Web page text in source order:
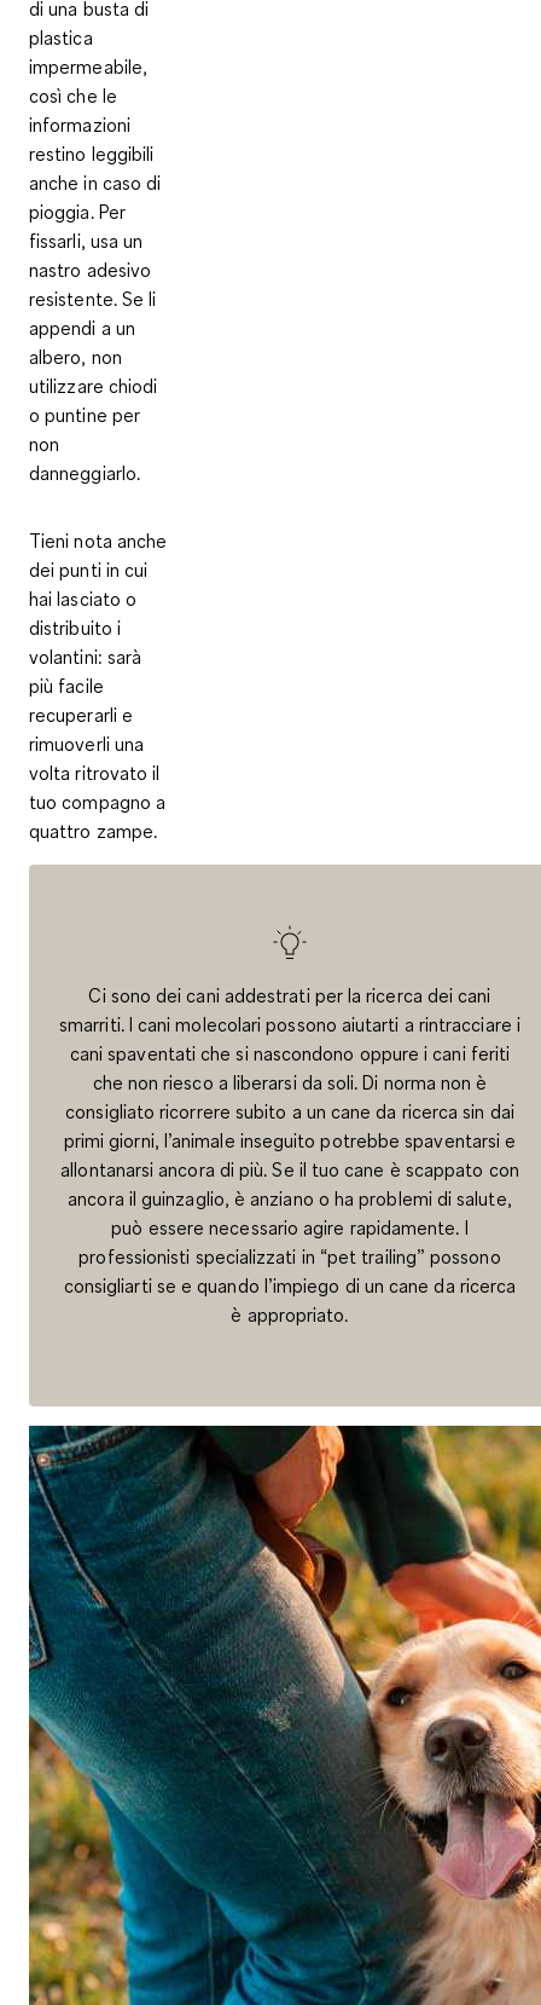
di una busta di
plastica
impermeabile,
così che le
informazioni
restino leggibili
anche in caso di
pioggia. Per
fissarli, usa un
nastro adesivo
resistente. Se li
appendi a un
albero, non
utilizzare chiodi
o puntine per
non
danneggiarlo.
Tieni nota anche
dei punti in cui
hai lasciato o
distribuito i
volantini: sarà
più facile
recuperarli e
rimuoverli una
volta ritrovato il
tuo compagno a
quattro zampe.
Ci sono dei cani addestrati per la ricerca dei cani
smarriti. I cani molecolari possono aiutarti a rintracciare i
cani spaventati che si nascondono oppure i cani feriti
che non riesco a liberarsi da soli. Di norma non è
consigliato ricorrere subito a un cane da ricerca sin dai
primi giorni, l’animale inseguito potrebbe spaventarsi e
allontanarsi ancora di più. Se il tuo cane è scappato con
ancora il guinzaglio, è anziano o ha problemi di salute,
può essere necessario agire rapidamente. I
professionisti specializzati in “pet trailing” possono
consigliarti se e quando l’impiego di un cane da ricerca
è appropriato.